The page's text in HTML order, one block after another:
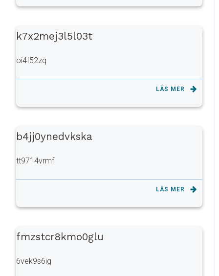
k7x2mej3l5l03t
oi4f52zq
LÄS MER
b4jj0ynedvkska
tt9714vrmf
LÄS MER
fmzstcr8kmo0glu
6vek9s6ig